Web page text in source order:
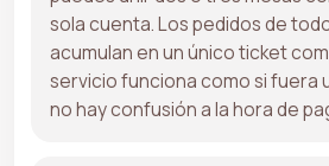
sola cuenta. Los pedidos de
acumulan en un único ticket
servicio funciona como si fuera
no hay confusión a la hora de